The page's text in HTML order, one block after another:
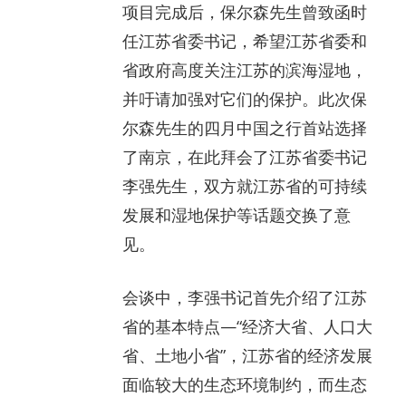
项目完成后，保尔森先生曾致函时
任江苏省委书记，希望江苏省委和
省政府高度关注江苏的滨海湿地，
并吁请加强对它们的保护。此次保
尔森先生的四月中国之行首站选择
了南京，在此拜会了江苏省委书记
李强先生，双方就江苏省的可持续
发展和湿地保护等话题交换了意
见。
会谈中，李强书记首先介绍了江苏
省的基本特点—“经济大省、人口大
省、土地小省”，江苏省的经济发展
面临较大的生态环境制约，而生态